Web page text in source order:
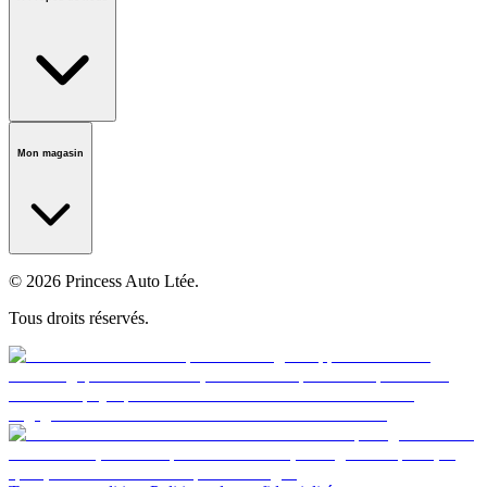
Notre histoire
Mon magasin
© 2026 Princess Auto Ltée.
Tous droits réservés.